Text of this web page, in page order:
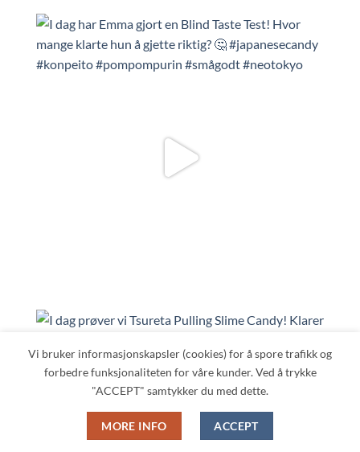
Vi bruker informasjonskapsler (cookies) for å spore trafikk og
forbedre funksjonaliteten for våre kunder. Ved å trykke
"ACCEPT" samtykker du med dette.
MORE INFO ACCEPT